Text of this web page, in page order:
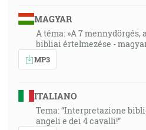
MAGYAR
A téma: »A 7 mennydörgés,
bibliai értelmezése -
MP3
ITALIANO
Tema: “Interpretazione
angeli e dei 4 cavalli!”